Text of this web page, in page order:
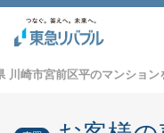
川崎市宮前区平のマンショ